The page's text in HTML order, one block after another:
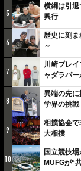
5
横綱は引
興行
6
歴史に刻
～
7
川崎ブレ
ャダラパ
しみでし
8
異端の先
学界の挑戦
9
相撲協会
大相撲
10
国立競技
MUFGが“